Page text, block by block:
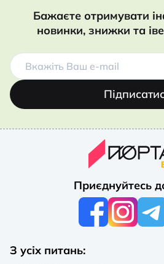
Бажаєте отримувати
новинки, знижки та
Приєднуйтесь
З усіх питань: